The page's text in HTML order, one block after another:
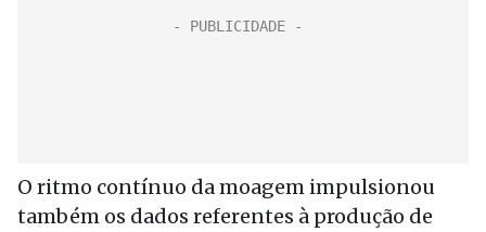
O ritmo contínuo da moagem impulsionou
também os dados referentes à produção de